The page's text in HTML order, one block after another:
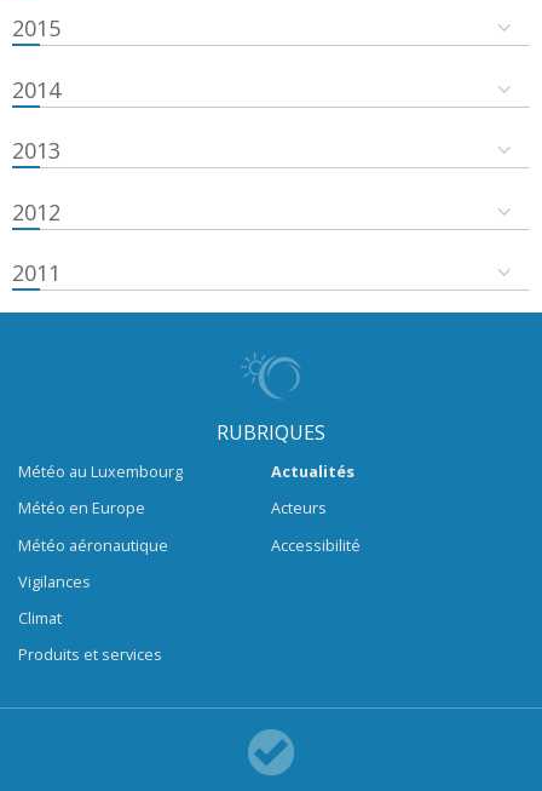
2015
2014
2013
2012
2011
RUBRIQUES
Météo au Luxembourg
Météo en Europe
Météo aéronautique
Vigilances
Climat
Produits et services
Actualités
Acteurs
Accessibilité